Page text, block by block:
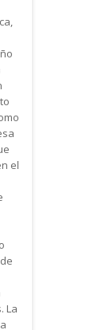
el
La